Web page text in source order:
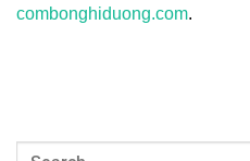
combonghiduong.com.